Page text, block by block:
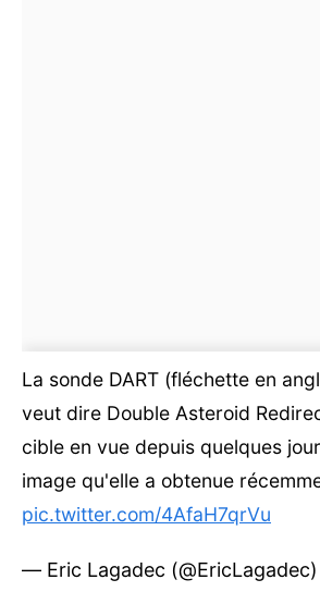
La sonde DART (fléchette en
veut dire Double Asteroid
cible en vue depuis quelques
image qu'elle a obtenue
pic.twitter.com/4AfaH7qrVu
— Eric Lagadec (@EricLagadec)